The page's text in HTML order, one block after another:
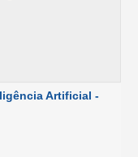
Artificial -